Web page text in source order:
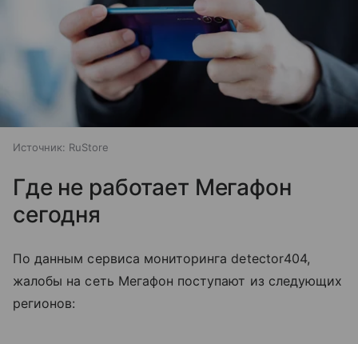
Источник: RuStore
Где не работает Мегафон
сегодня
По данным сервиса мониторинга detector404,
жалобы на сеть Мегафон поступают из следующих
регионов: